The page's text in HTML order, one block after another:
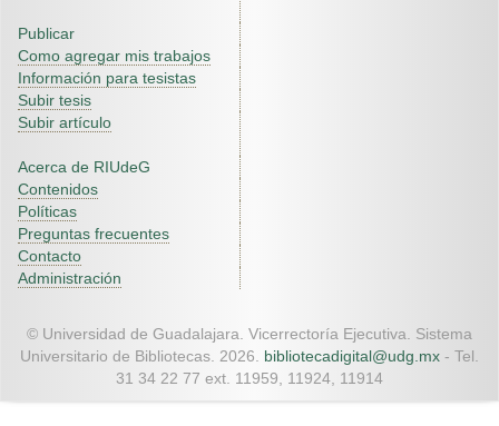
Publicar
Como agregar mis trabajos
Información para tesistas
Subir tesis
Subir artículo
Acerca de RIUdeG
Contenidos
Políticas
Preguntas frecuentes
Contacto
Administración
© Universidad de Guadalajara. Vicerrectoría Ejecutiva. Sistema
Universitario de Bibliotecas. 2026. bibliotecadigital@udg.mx - Tel.
31 34 22 77 ext. 11959, 11924, 11914